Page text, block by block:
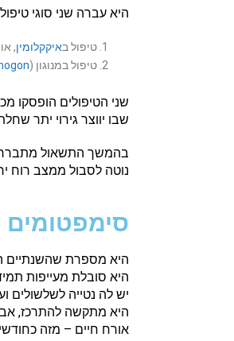
היא עברה שני סוגי
טיפול באיקקלומין,
טיפול במנוגון (
שני הטיפולים הופסקו
שבו יווצר גירוי יתר
נוטה לסבול ממצב רוח
סימפטומים
היא מספרת שהשנתיים
היא סובלת מעייפות
יש לה נטייה לשלשולים
היא מתקשה להתרכז,
אורח חיים – מזה